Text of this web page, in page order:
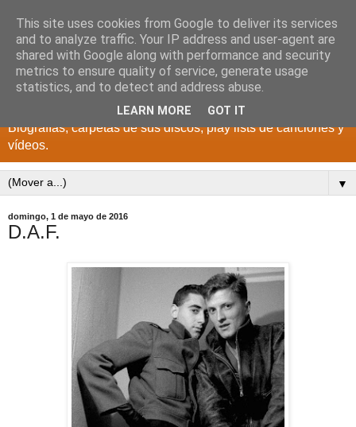
DISCOS PARA EL
RECUERDO
CANTANTES Y GRUPOS DE LOS AÑOS 1950 a 2022.
Biografías, carpetas de sus discos, play lists de canciones y
vídeos.
▼
domingo, 1 de mayo de 2016
D.A.F.
This site uses cookies from Google to deliver its services
and to analyze traffic. Your IP address and user-agent are
shared with Google along with performance and security
metrics to ensure quality of service, generate usage
statistics, and to detect and address abuse.
LEARN MORE GOT IT